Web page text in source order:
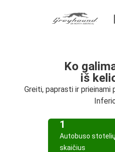
Ko
iš
Greiti, paprasti ir prieinami
1
Autobuso stotelių
skaičius